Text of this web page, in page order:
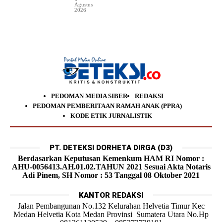
Agustus
2026
PEDOMAN MEDIA SIBER
REDAKSI
PEDOMAN PEMBERITAAN RAMAH ANAK (PPRA)
KODE ETIK JURNALISTIK
PT. DETEKSI DORHETA DIRGA (D3)
Berdasarkan Keputusan Kemenkum HAM RI Nomor :
AHU-0056413.AH.01.02.TAHUN 2021 Sesuai Akta Notaris
Adi Pinem, SH Nomor : 53 Tanggal 08 Oktober 2021
KANTOR REDAKSI
Jalan Pembangunan No.132 Kelurahan Helvetia Timur Kec
Medan Helvetia Kota Medan Provinsi Sumatera Utara No.Hp